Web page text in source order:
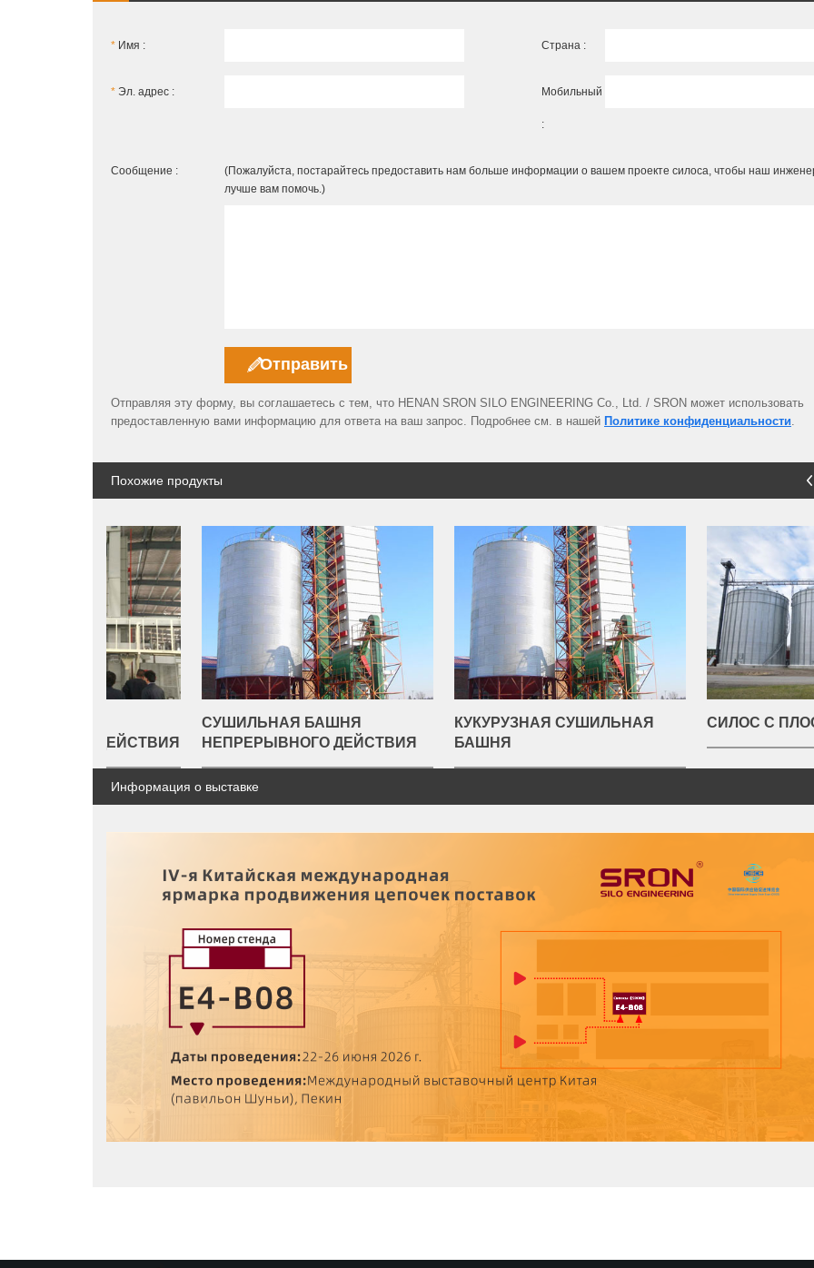
* Имя : Страна :
* Эл. адрес : Мобильный
:
Сообщение :
(Пожалуйста, постарайтесь предоставить нам больше информации о вашем проекте силоса, чтобы наш
лучше вам помочь.)
Отправляя эту форму, вы соглашаетесь с тем, что HENAN SRON SILO ENGINEERING Co., Ltd. / SRON может использовать
предоставленную вами информацию для ответа на ваш запрос. Подробнее см. в нашей Политике конфиденциальности
Похожие продукты
СУШИЛЬНАЯ БАШНЯ
НЕПРЕРЫВНОГО ДЕЙСТВИЯ
КУКУРУЗНАЯ СУШИЛЬНАЯ
БАШНЯ
СИЛОС С ПЛОСКИМ ДНОМ
Информация о выставке